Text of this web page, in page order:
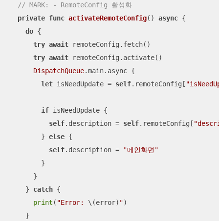
// MARK: - RemoteConfig 활성화
private func activateRemoteConfig() async {
do {
try await remoteConfig.fetch()
try await remoteConfig.activate()
DispatchQueue.main.async {
let isNeedUpdate = self.remoteConfig[
if isNeedUpdate {
self.description = self.remoteConfig[
        }
else {
self.description =
"메인화면"
        }
      }
    }
catch {
print ( "Error: \(error) ")
    }